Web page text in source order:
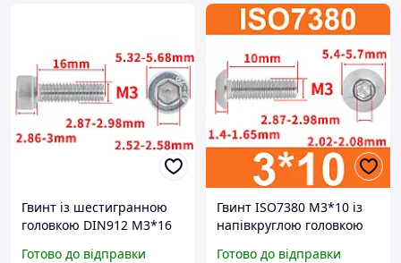
Гвинт із шестигранною
головкою DIN912 M3*16
Готово до відправки
Гвинт ISO7380 M3*10 із
напівкруглою головкою
Готово до відправки